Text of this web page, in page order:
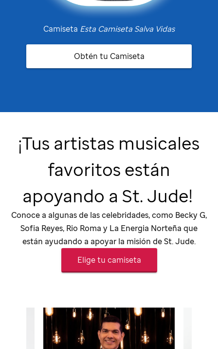
Camiseta Esta Camiseta Salva Vidas
Obtén tu Camiseta
¡Tus artistas musicales
favoritos están
apoyando a St. Jude!
Conoce a algunas de las celebridades, como Becky G,
Sofia Reyes, Rio Roma y La Energia Norteña que
están ayudando a apoyar la misión deSt. Jude.
Elige tu camiseta